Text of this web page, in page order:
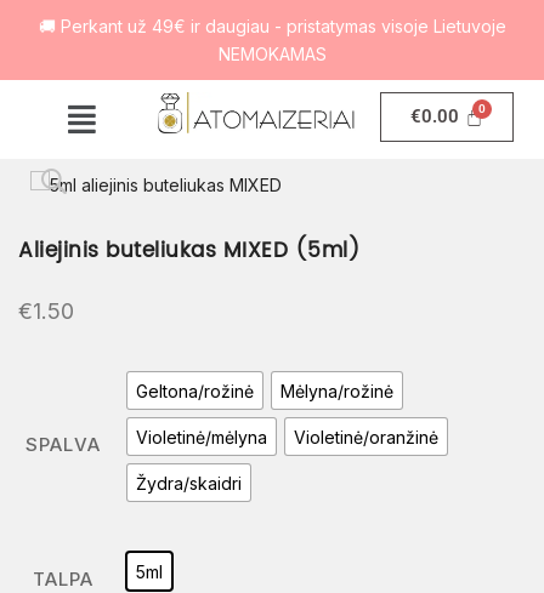
🚚 Perkant už 49€ ir daugiau - pristatymas visoje Lietuvoje
NEMOKAMAS
€0.00
Aliejinis buteliukas MIXED (5ml)
€1.50
SPALVA
Geltona/rožinė Mėlyna/rožinė
Violetinė/mėlyna Violetinė/oranžinė
Žydra/skaidri
TALPA 5ml